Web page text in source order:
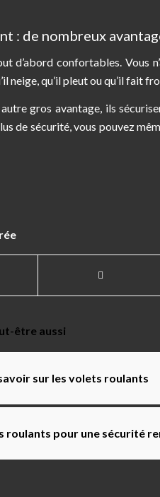
: de nombreux
d’abord confortables. Vous
neige, qu’il pleut ou qu’il fait
gros avantage, ils
de sécurité, vous pouvez
être aussi
sur les volets roulants
roulants pour une sécurité